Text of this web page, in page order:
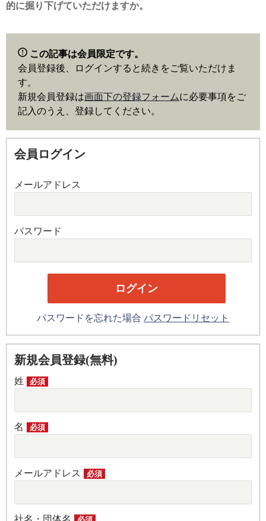
的に掘り下げていただけますか。
この記事は会員限定です。
会員登録後、ログインすると続きをご覧いただけま
す。
新規会員登録は画面下の登録フォームに必要事項をご
記入のうえ、登録してください。
会員ログイン
メールアドレス
パスワード
パスワードを忘れた場合 パスワードリセット
新規会員登録(無料)
姓 必須
名 必須
メールアドレス 必須